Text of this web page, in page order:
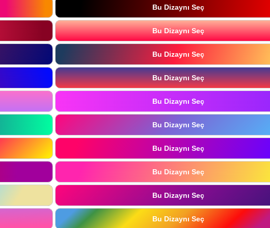
Bu Dizaynı Seç
Bu Dizaynı Seç
Bu Dizaynı Seç
Bu Dizaynı Seç
Bu Dizaynı Seç
Bu Dizaynı Seç
Bu Dizaynı Seç
Bu Dizaynı Seç
Bu Dizaynı Seç
Bu Dizaynı Seç